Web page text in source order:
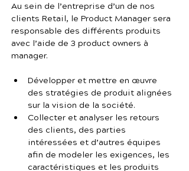
Au sein de l’entreprise d’un de nos
clients Retail, le Product Manager sera
responsable des différents produits
avec l’aide de 3 product owners à
manager.
Développer et mettre en œuvre
des stratégies de produit alignées
sur la vision de la société.
Collecter et analyser les retours
des clients, des parties
intéressées et d’autres équipes
afin de modeler les exigences, les
caractéristiques et les produits